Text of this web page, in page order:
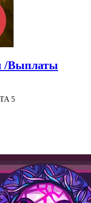
/Выплаты
5